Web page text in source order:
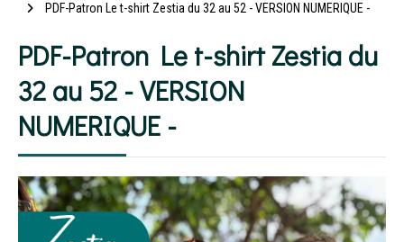
PDF-Patron Le t-shirt Zestia du 32 au 52 - VERSION NUMERIQUE -
PDF-Patron Le t-shirt Zestia du
32 au 52 - VERSION
NUMERIQUE -